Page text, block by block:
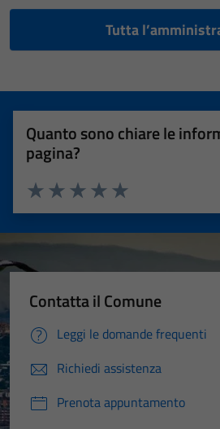
Tutta
Quanto sono chiare le
pagina?
Valuta 5 stelle su 5
Valuta 4 stelle su 5
Valuta 3 stelle su 5
Valuta 2 stelle su 5
Valuta 1 stelle su 5
Contatta il Comune
Leggi le domande frequenti
Richiedi assistenza
Prenota appuntamento